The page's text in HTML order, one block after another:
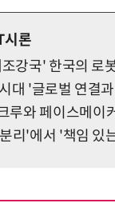
시론
강국' 한국의 로
대 '글로벌 연결
루와 페이스메이
리'에서 '책임 있